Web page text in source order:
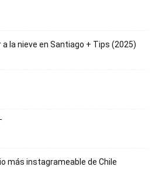
la nieve en Santiago + Tips (2025)
más instagrameable de Chile